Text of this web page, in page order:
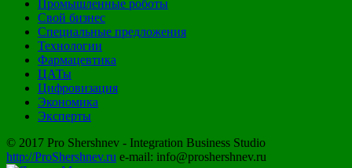
Промышленные роботы
Свой бизнес
Специальные предложения
Технологии
Фармацевтика
ЦАТы
Цифровизация
Экономика
Эксперты
© 2017 Pro Shershnev - Integration Business Studio
http://ProShershnev.ru e-mail: info@proshershnev.ru